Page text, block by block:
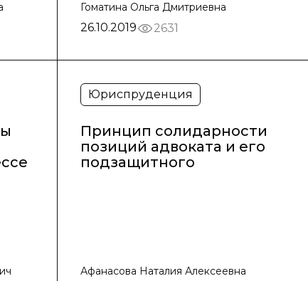
Гоматина Ольга Дмитриевна
26.10.2019 2631
Юриспруденция
Принцип солидарности
позиций адвоката и его
подзащитного
Афанасова Наталия Алексеевна